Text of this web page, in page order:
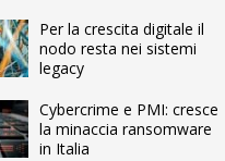
Per la crescita digitale il
nodo resta nei sistemi
legacy
Cybercrime e PMI: cresce
la minaccia ransomware
in Italia